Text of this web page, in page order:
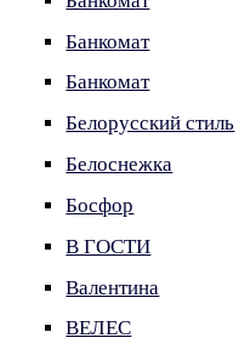
Банкомат
Банкомат
Белорусский стиль
Белоснежка
Босфор
В ГОСТИ
Валентина
ВЕЛЕС